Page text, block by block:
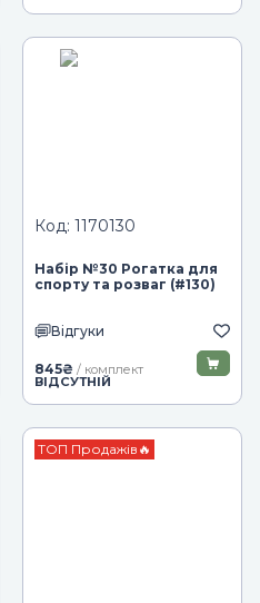
Код: 1170130
Набір №30 Рогатка для
спорту та розваг (#130)
Відгуки
845₴ / комплект
ВІДСУТНІЙ
ТОП Продажів🔥